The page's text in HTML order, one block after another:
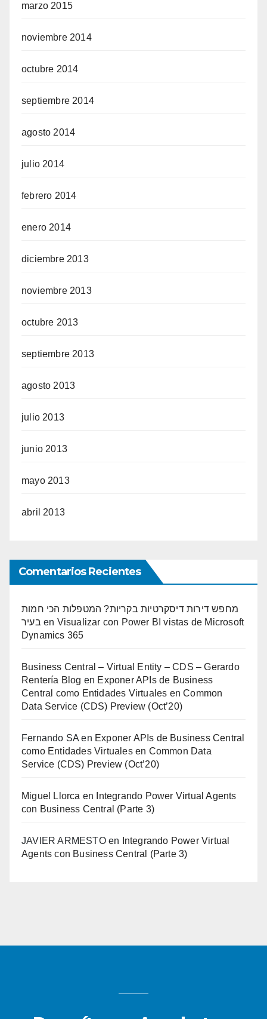
marzo 2015
noviembre 2014
octubre 2014
septiembre 2014
agosto 2014
julio 2014
febrero 2014
enero 2014
diciembre 2013
noviembre 2013
octubre 2013
septiembre 2013
agosto 2013
julio 2013
junio 2013
mayo 2013
abril 2013
Comentarios Recientes
מחפש דירות דיסקרטיות בקריות? המטפלות הכי חמות
בעיר en Visualizar con Power BI vistas de Microsoft
Dynamics 365
Business Central – Virtual Entity – CDS – Gerardo
Rentería Blog en Exponer APIs de Business
Central como Entidades Virtuales en Common
Data Service (CDS) Preview (Oct’20)
Fernando SA en Exponer APIs de Business Central
como Entidades Virtuales en Common Data
Service (CDS) Preview (Oct’20)
Miguel Llorca en
Integrando Power Virtual Agents
con Business Central (Parte 3)
JAVIER ARMESTOen
Integrando Power Virtual
Agents con Business Central (Parte 3)